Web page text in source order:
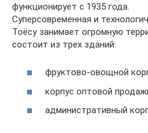
функционирует с 1935 года.
Суперсовременная и
Тоёсу занимает огромную
состоит из трех зданий:
фруктово-овощной
корпус оптовой
административный